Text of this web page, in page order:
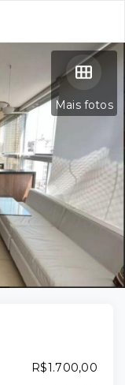
Mais fotos
R$1.700,00